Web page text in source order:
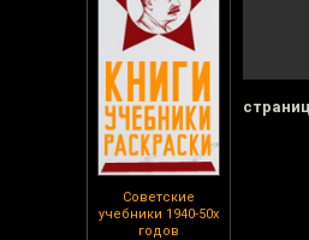
Советские
учебники 1940-50х
годов